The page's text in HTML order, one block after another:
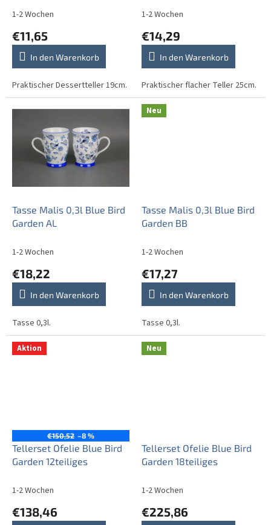
1-2 Wochen
€11,65
In den Warenkorb
Praktischer Dessertteller 19cm.
1-2 Wochen
€14,29
In den Warenkorb
Praktischer flacher Teller 25cm.
Tasse Malis 0,3l Blue Bird
Garden AL
1-2 Wochen
€18,22
In den Warenkorb
Tasse 0,3l.
Neu
Tasse Malis 0,3l Blue Bird
Garden BB
1-2 Wochen
€17,27
In den Warenkorb
Tasse 0,3l.
Aktion
€150,52 –8 %
Tellerset Ofelie Blue Bird
Garden 12teiliges
1-2 Wochen
€138,46
Neu
Tellerset Ofelie Blue Bird
Garden 18teiliges
1-2 Wochen
€225,86